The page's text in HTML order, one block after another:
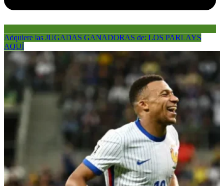
Adquiere las JUGADAS GANADORAS de: LOS PARLAYS
AQUÍ